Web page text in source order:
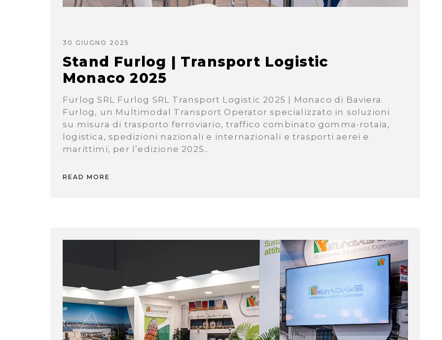
30 GIUGNO 2025
Stand Furlog | Transport Logistic
Monaco 2025
Furlog SRL Furlog SRL Transport Logistic 2025 | Monaco di Baviera
Furlog, un Multimodal Transport Operator specializzato in soluzioni
su misura di trasporto ferroviario, traffico combinato gomma-rotaia,
logistica, spedizioni nazionali e internazionali e trasporti aerei e
marittimi, per l’edizione 2025..
READ MORE